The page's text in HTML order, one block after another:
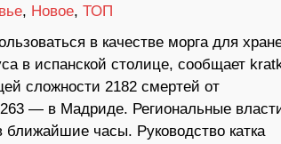
, Новое, ТОП
в качестве морга для
в испанской столице, сообщает
сложности 2182 смертей от
— в Мадриде. Региональные
ближайшие часы. Руководство катка